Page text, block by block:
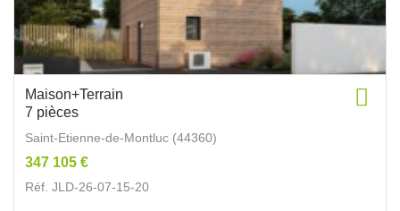
Maison+Terrain
7 pièces
Saint-Etienne-de-Montluc (44360)
347 105 €
Réf. JLD-26-07-15-20